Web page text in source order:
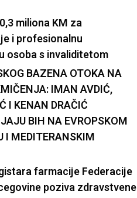
miliona KM za
i profesionalnu
osoba s invaliditetom
BAZENA OTOKA NA
IMAN AVDIĆ,
I KENAN DRAČIĆ
BIH NA EVROPSKOM
I MEDITERANSKIM
farmacije Federacije
poziva zdravstvene